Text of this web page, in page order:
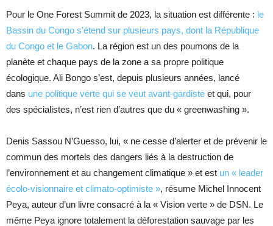
Pour le One Forest Summit de 2023, la situation est différente : le
Bassin du Congo s’étend sur plusieurs pays, dont la République
du Congo et le Gabon. La région est un des poumons de la
planète et chaque pays de la zone a sa propre politique
écologique. Ali Bongo s’est, depuis plusieurs années, lancé
dans une politique verte qui se veut avant-gardiste et qui, pour
des spécialistes, n’est rien d’autres que du « greenwashing ».
Denis Sassou N’Guesso, lui, « ne cesse d’alerter et de prévenir le
commun des mortels des dangers liés à la destruction de
l’environnement et au changement climatique » et est un « leader
écolo-visionnaire et climato-optimiste », résume Michel Innocent
Peya, auteur d’un livre consacré à la « Vision verte » de DSN. Le
même Peya ignore totalement la déforestation sauvage par les